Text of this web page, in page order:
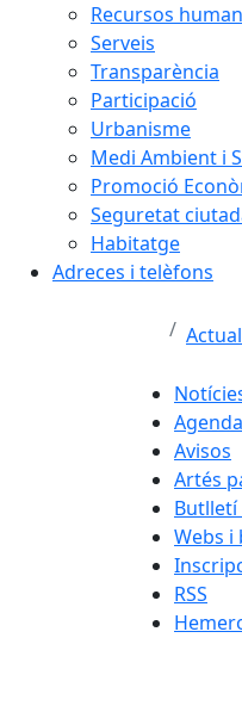
Recursos
Serveis
Transparència
Participació
Urbanisme
Medi Ambient i
Promoció
Seguretat
Habitatge
Adreces i telèfons
Agenda
Avisos
Artés
Webs i
RSS